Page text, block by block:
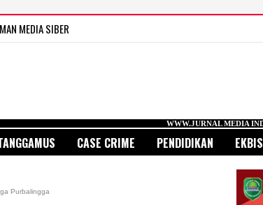
MEDIA SIBER
WWW.JURNAL MEDIA INDONESIA.COM
CASE CRIME PENDIDIKAN EKBIS
Purbalingga